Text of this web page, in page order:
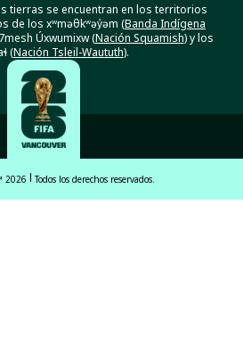
tierras se encuentran en los territorios
de los xʷməθkʷəy̓əm (Banda Indígena
Úxwumixw (Nación Squamish) y los
(Nación Tsleil-Waututh).
2026 Todos los derechos reservados.